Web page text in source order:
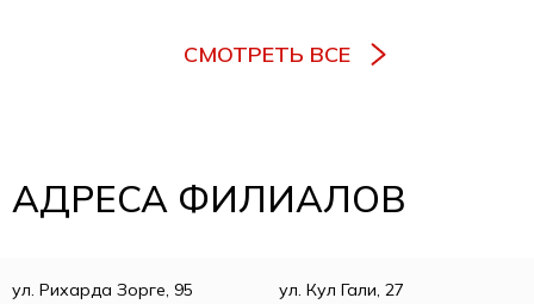
СМОТРЕТЬ ВСЕ
АДРЕСА ФИЛИАЛОВ
ул. Рихарда Зорге, 95
ул. Кул Гали, 27